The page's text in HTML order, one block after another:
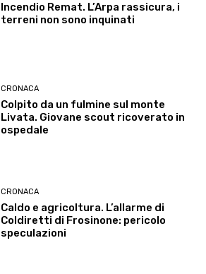
Incendio Remat. L’Arpa rassicura, i
terreni non sono inquinati
CRONACA
Colpito da un fulmine sul monte
Livata. Giovane scout ricoverato in
ospedale
CRONACA
Caldo e agricoltura. L’allarme di
Coldiretti di Frosinone: pericolo
speculazioni